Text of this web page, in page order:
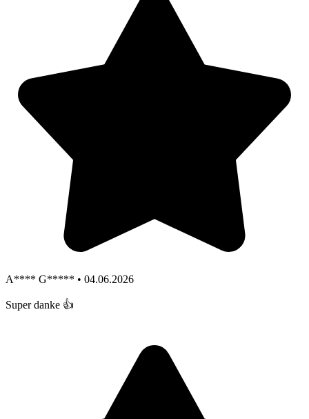
A**** G***** • 04.06.2026
Super danke 👍